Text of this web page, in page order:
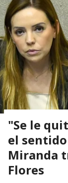
"Se le
el
Miranda
Flores